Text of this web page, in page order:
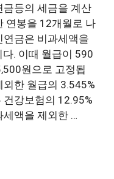
등의 세금을 계산
연봉을 12개월로 나
금은 비과세액을
. 이때 월급이 590
원으로 고정됩
한 월급의 3.545%
강보험의 12.95%
세액을 제외한 …